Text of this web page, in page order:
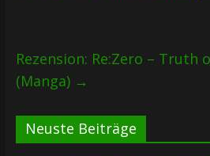
Rezension: Re:Zero – Truth
(Manga) →
Neuste Beiträge